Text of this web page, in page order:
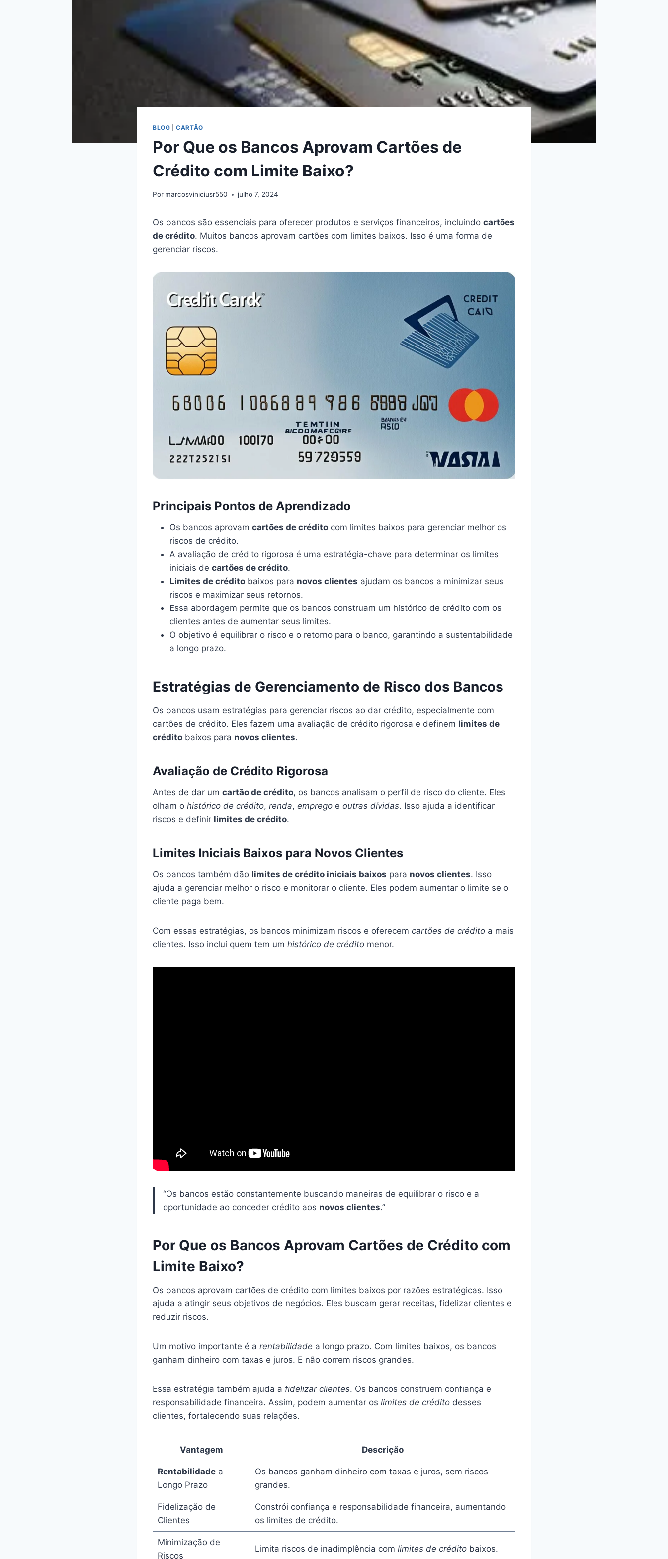
BLOG |CARTÃO
Por Que os Bancos Aprovam Cartões de
Crédito com Limite Baixo?
Por marcosviniciusr550 julho 7, 2024
Os bancos são essenciais para oferecer produtos e serviços financeiros, incluindo cartões
de crédito. Muitos bancos aprovam cartões com limites baixos. Isso é uma forma de
gerenciar riscos.
Principais Pontos de Aprendizado
Os bancos aprovam cartões de crédito com limites baixos para gerenciar melhor os
riscos de crédito.
A avaliação de crédito rigorosa é uma estratégia-chave para determinar os limites
iniciais de cartões de crédito.
Limites de crédito baixos para novos clientes ajudam os bancos a minimizar seus
riscos e maximizar seus retornos.
Essa abordagem permite que os bancos construam um histórico de crédito com os
clientes antes de aumentar seus limites.
O objetivo é equilibrar o risco e o retorno para o banco, garantindo a sustentabilidade
a longo prazo.
Estratégias de Gerenciamento de Risco dos Bancos
Os bancos usam estratégias para gerenciar riscos ao dar crédito, especialmente com
cartões de crédito. Eles fazem uma avaliação de crédito rigorosa e definem limites de
crédito baixos para novos clientes.
Avaliação de Crédito Rigorosa
Antes de dar um cartão de crédito, os bancos analisam o perfil de risco do cliente. Eles
olham o histórico de crédito, renda, emprego e outras dívidas. Isso ajuda a identificar
riscos e definir limites de crédito.
Limites Iniciais Baixos para Novos Clientes
Os bancos também dão limites de crédito iniciais baixos para novos clientes. Isso
ajuda a gerenciar melhor o risco e monitorar o cliente. Eles podem aumentar o limite se o
cliente paga bem.
Com essas estratégias, os bancos minimizam riscos e oferecem cartões de crédito a mais
clientes. Isso inclui quem tem um histórico de crédito menor.
“Os bancos estão constantemente buscando maneiras de equilibrar o risco e a
oportunidade ao conceder crédito aos novos clientes.”
Por Que os Bancos Aprovam Cartões de Crédito com
Limite Baixo?
Os bancos aprovam cartões de crédito com limites baixos por razões estratégicas. Isso
ajuda a atingir seus objetivos de negócios. Eles buscam gerar receitas, fidelizar clientes e
reduzir riscos.
Um motivo importante é a rentabilidade a longo prazo. Com limites baixos, os bancos
ganham dinheiro com taxas e juros. E não correm riscos grandes.
Essa estratégia também ajuda a fidelizar clientes. Os bancos construem confiança e
responsabilidade financeira. Assim, podem aumentar os limites de crédito desses
clientes, fortalecendo suas relações.
Vantagem Descrição
Rentabilidadea
Longo Prazo
Os bancos ganham dinheiro com taxas e juros, sem riscos
grandes.
Fidelização de
Clientes
Constrói confiança e responsabilidade financeira, aumentando
os limites de crédito.
Minimização de
Riscos
Limita riscos de inadimplência com limites de créditobaixos.